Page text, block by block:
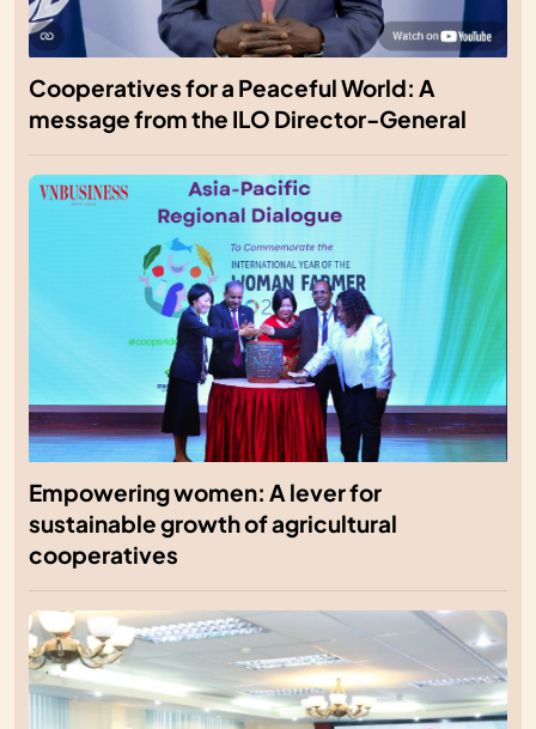
Cooperatives for a Peaceful World: A
message from the ILO Director-General
Empowering women: A lever for
sustainable growth of agricultural
cooperatives